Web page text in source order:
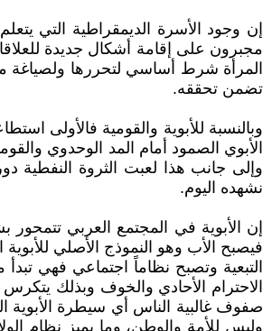
إن وجود الأسرة الديمقراطية التي
مجبرون على إقامة أشكال جديدة
المرأة شرط أساسي لتحررها ولصياغة
تضمن تحققه.
وبالنسبة للأبوية والقومية فالأولى
الأبوي الصمود أمام المد الوحدوي
وإلى جانب هذا لعبت الثروة النفطية
نشهده اليوم.
إن الأبوية في المجتمع العربي
فيصبح الأب وهو النموذج الأصلي
التبعية وتصبح نظاماً اجتماعي فهي
الاحترام الأحادي والخوف وبذلك
صفوف غالبية الناس أي سيطرة الأبوية
وليس للأمة والوطن، وما يميز نظام